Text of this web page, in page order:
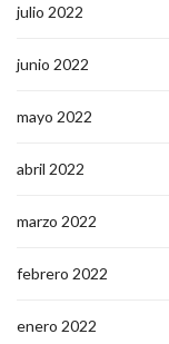
julio 2022
junio 2022
mayo 2022
abril 2022
marzo 2022
febrero 2022
enero 2022